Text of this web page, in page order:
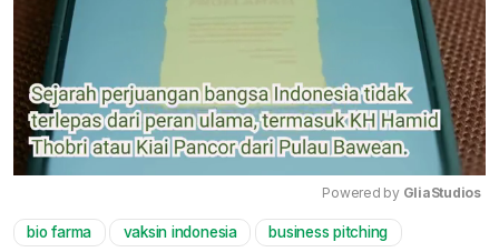
Powered by GliaStudios
bio farma vaksin indonesia business pitching